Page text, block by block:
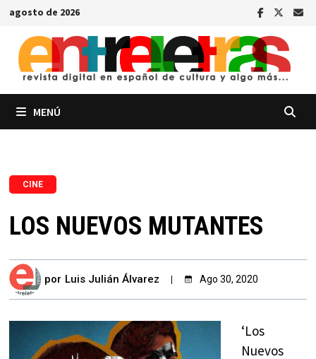
Saltar
contenido
agosto de 2026
MENÚ
CINE
LOS NUEVOS MUTANTES
por Luis Julián Álvarez Ago 30, 2020
‘Los
Nuevos